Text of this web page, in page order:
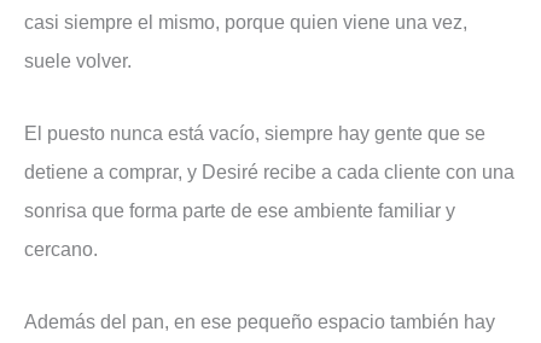
casi siempre el mismo, porque quien viene una vez,
suele volver.
El puesto nunca está vacío, siempre hay gente que se
detiene a comprar, y Desiré recibe a cada cliente con una
sonrisa que forma parte de ese ambiente familiar y
cercano.
Además del pan, en ese pequeño espacio también hay